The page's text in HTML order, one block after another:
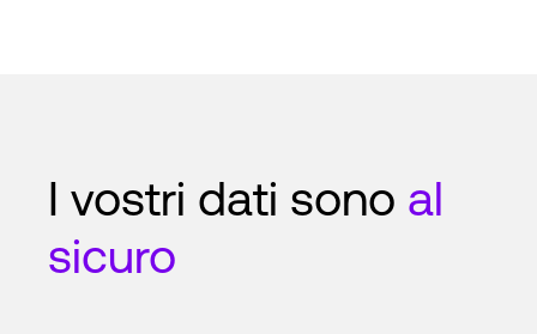
I vostri dati sono al
sicuro